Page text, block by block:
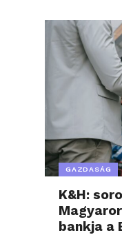
GAZDASÁG
K&H:
bankja a